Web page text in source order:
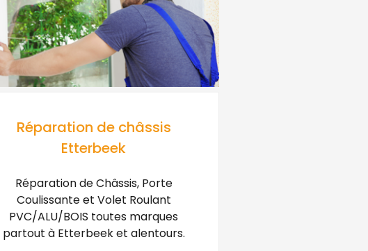
Réparation de châssis
Etterbeek
Réparation de Châssis, Porte
Coulissante et Volet Roulant
PVC/ALU/BOIS toutes marques
partout à Etterbeek et alentours.